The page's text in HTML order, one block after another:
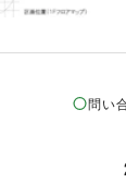
問い